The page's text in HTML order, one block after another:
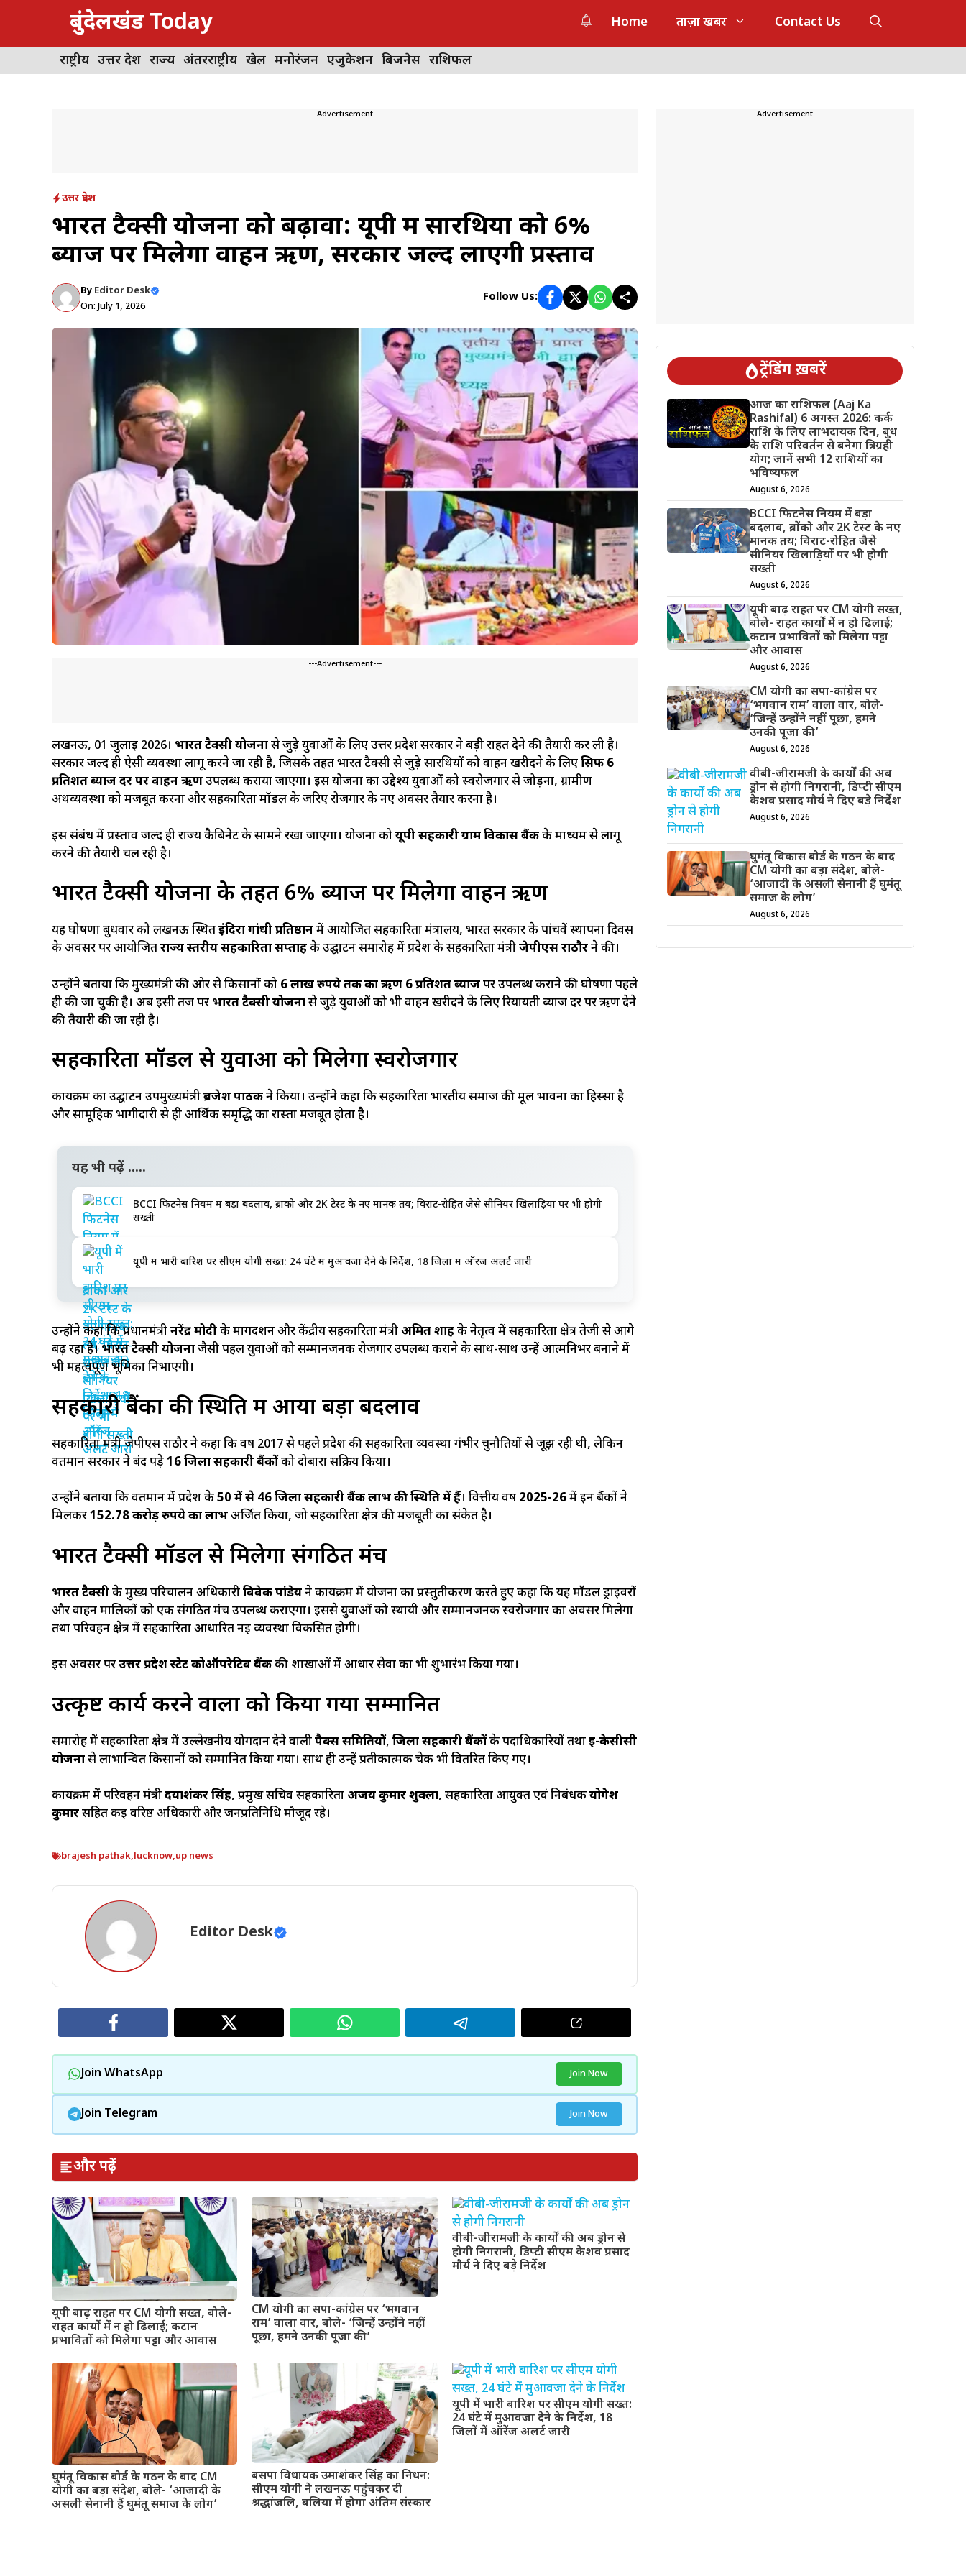
content
बुंदेलखंड Today Home ताज़ा खबर Contact Us
राष्ट्रीय उत्तर प्रदेश राज्य अंतरराष्ट्रीय खेल मनोरंजन एजुकेशन बिजनेस राशिफल
---Advertisement---
उत्तर प्रदेश
भारत टैक्सी योजना को बढ़ावा: यूपी में सारथियों को 6%
ब्याज पर मिलेगा वाहन ऋण, सरकार जल्द लाएगी प्रस्ताव
By Editor Desk
On: July 1, 2026
Follow Us:
---Advertisement---
लखनऊ, 01 जुलाई 2026। भारत टैक्सी योजनासे जुड़े युवाओं के लिए उत्तर प्रदेश सरकार ने बड़ी राहत देने की तैयारी कर ली है।
सरकार जल्द ही ऐसी व्यवस्था लागू करने जा रही है, जिसके तहत भारत टैक्सी से जुड़े सारथियों को वाहन खरीदने के लिएसिर्फ 6
प्रतिशत ब्याज दर पर वाहन ऋणउपलब्ध कराया जाएगा। इस योजना का उद्देश्य युवाओं को स्वरोजगार से जोड़ना, ग्रामीण
अर्थव्यवस्था को मजबूत करना और सहकारिता मॉडल के जरिए रोजगार के नए अवसर तैयार करना है।
इस संबंध में प्रस्ताव जल्द ही राज्य कैबिनेट के सामने रखा जाएगा। योजना कोयूपी सहकारी ग्राम विकास बैंकके माध्यम से लागू
करने की तैयारी चल रही है।
भारत टैक्सी योजना के तहत 6% ब्याज पर मिलेगा वाहन ऋण
यह घोषणा बुधवार को लखनऊ स्थितइंदिरा गांधी प्रतिष्ठानमें आयोजित सहकारिता मंत्रालय, भारत सरकार के पांचवें स्थापना दिवस
के अवसर पर आयोजितराज्य स्तरीय सहकारिता सप्ताहके उद्घाटन समारोह में प्रदेश के सहकारिता मंत्रीजेपीएस राठौरने की।
उन्होंने बताया कि मुख्यमंत्री की ओर से किसानों को 6 लाख रुपये तक का ऋण 6 प्रतिशत ब्याजपर उपलब्ध कराने की घोषणा पहले
ही की जा चुकी है। अब इसी तर्ज पर भारत टैक्सी योजनासे जुड़े युवाओं को भी वाहन खरीदने के लिए रियायती ब्याज दर पर ऋण देने
की तैयारी की जा रही है।
सहकारिता मॉडल से युवाओं को मिलेगा स्वरोजगार
कार्यक्रम का उद्घाटन उपमुख्यमंत्रीब्रजेश पाठकने किया। उन्होंने कहा कि सहकारिता भारतीय समाज की मूल भावना का हिस्सा है
और सामूहिक भागीदारी से ही आर्थिक समृद्धि का रास्ता मजबूत होता है।
यह भी पढ़ें .....
BCCI फिटनेस नियम में बड़ा बदलाव, ब्रोंको और 2K टेस्ट के नए मानक तय; विराट-रोहित जैसे सीनियर खिलाड़ियों पर भी होगी
सख्ती
यूपी में भारी बारिश पर सीएम योगी सख्त: 24 घंटे में मुआवजा देने के निर्देश, 18 जिलों में ऑरेंज अलर्ट जारी
उन्होंने कहा कि प्रधानमंत्रीनरेंद्र मोदीके मार्गदर्शन और केंद्रीय सहकारिता मंत्रीअमित शाहके नेतृत्व में सहकारिता क्षेत्र तेजी से आगे
बढ़ रहा है।भारत टैक्सी योजनाजैसी पहल युवाओं को सम्मानजनक रोजगार उपलब्ध कराने के साथ-साथ उन्हें आत्मनिर्भर बनाने में
भी महत्वपूर्ण भूमिका निभाएगी।
सहकारी बैंकों की स्थिति में आया बड़ा बदलाव
सहकारिता मंत्री जेपीएस राठौर ने कहा कि वर्ष 2017 से पहले प्रदेश की सहकारिता व्यवस्था गंभीर चुनौतियों से जूझ रही थी, लेकिन
वर्तमान सरकार ने बंद पड़े16 जिला सहकारी बैंकोंको दोबारा सक्रिय किया।
उन्होंने बताया कि वर्तमान में प्रदेश के50 में से 46 जिला सहकारी बैंक लाभ की स्थिति में हैं। वित्तीय वर्ष 2025-26में इन बैंकों ने
मिलकर152.78 करोड़ रुपये का लाभअर्जित किया, जो सहकारिता क्षेत्र की मजबूती का संकेत है।
भारत टैक्सी मॉडल से मिलेगा संगठित मंच
भारत टैक्सीके मुख्य परिचालन अधिकारीविवेक पांडेयने कार्यक्रम में योजना का प्रस्तुतीकरण करते हुए कहा कि यह मॉडल ड्राइवरों
और वाहन मालिकों को एक संगठित मंच उपलब्ध कराएगा। इससे युवाओं को स्थायी और सम्मानजनक स्वरोजगार का अवसर मिलेगा
तथा परिवहन क्षेत्र में सहकारिता आधारित नई व्यवस्था विकसित होगी।
इस अवसर परउत्तर प्रदेश स्टेट कोऑपरेटिव बैंककी शाखाओं में आधार सेवा का भी शुभारंभ किया गया।
उत्कृष्ट कार्य करने वालों को किया गया सम्मानित
समारोह में सहकारिता क्षेत्र में उल्लेखनीय योगदान देने वालीपैक्स समितियों, जिला सहकारी बैंकोंके पदाधिकारियों तथाई-केसीसी
योजनासे लाभान्वित किसानों को सम्मानित किया गया। साथ ही उन्हें प्रतीकात्मक चेक भी वितरित किए गए।
कार्यक्रम में परिवहन मंत्रीदयाशंकर सिंह, प्रमुख सचिव सहकारिताअजय कुमार शुक्ला, सहकारिता आयुक्त एवं निबंधकयोगेश
कुमारसहित कई वरिष्ठ अधिकारी और जनप्रतिनिधि मौजूद रहे।
brajesh pathak,lucknow,up news
Editor Desk
Join WhatsApp Join Now
Join Telegram Join Now
और पढ़ें
यूपी बाढ़ राहत पर CM योगी सख्त, बोले-
राहत कार्यों में न हो ढिलाई; कटान
प्रभावितों को मिलेगा पट्टा और आवास
CM योगी का सपा-कांग्रेस पर ‘भगवान
राम’ वाला वार, बोले- ‘जिन्हें उन्होंने नहीं
पूछा, हमने उनकी पूजा की’
वीबी-जीरामजी के कार्यों की अब ड्रोन से
होगी निगरानी, डिप्टी सीएम केशव प्रसाद
मौर्य ने दिए बड़े निर्देश
घुमंतू विकास बोर्ड के गठन के बाद CM
योगी का बड़ा संदेश, बोले- ‘आजादी के
असली सेनानी हैं घुमंतू समाज के लोग’
बसपा विधायक उमाशंकर सिंह का निधन:
सीएम योगी ने लखनऊ पहुंचकर दी
श्रद्धांजलि, बलिया में होगा अंतिम संस्कार
यूपी में भारी बारिश पर सीएम योगी सख्त:
24 घंटे में मुआवजा देने के निर्देश, 18
जिलों में ऑरेंज अलर्ट जारी
---Advertisement---
ट्रेंडिंग ख़बरें
आज का राशिफल (Aaj Ka
Rashifal) 6 अगस्त 2026: कर्क
राशि के लिए लाभदायक दिन, बुध
के राशि परिवर्तन से बनेगा त्रिग्रही
योग; जानें सभी 12 राशियों का
भविष्यफल
August 6, 2026
BCCI फिटनेस नियम में बड़ा
बदलाव, ब्रोंको और 2K टेस्ट के नए
मानक तय; विराट-रोहित जैसे
सीनियर खिलाड़ियों पर भी होगी
सख्ती
August 6, 2026
यूपी बाढ़ राहत पर CM योगी सख्त,
बोले- राहत कार्यों में न हो ढिलाई;
कटान प्रभावितों को मिलेगा पट्टा
और आवास
August 6, 2026
CM योगी का सपा-कांग्रेस पर
‘भगवान राम’ वाला वार, बोले-
‘जिन्हें उन्होंने नहीं पूछा, हमने
उनकी पूजा की’
August 6, 2026
वीबी-जीरामजी के कार्यों की अब
ड्रोन से होगी निगरानी, डिप्टी सीएम
केशव प्रसाद मौर्य ने दिए बड़े निर्देश
August 6, 2026
घुमंतू विकास बोर्ड के गठन के बाद
CM योगी का बड़ा संदेश, बोले-
‘आजादी के असली सेनानी हैं घुमंतू
समाज के लोग’
August 6, 2026